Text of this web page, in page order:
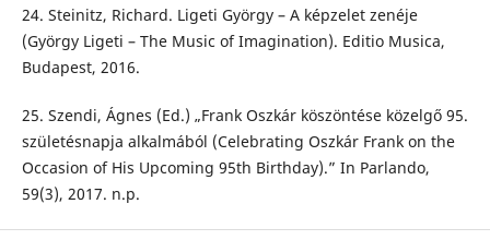
24. Steinitz, Richard. Ligeti György – A képzelet zenéje
(György Ligeti – The Music of Imagination). Editio Musica,
Budapest, 2016.
25. Szendi, Ágnes (Ed.) „Frank Oszkár köszöntése közelgő 95.
születésnapja alkalmából (Celebrating Oszkár Frank on the
Occasion of His Upcoming 95th Birthday).” In Parlando,
59(3), 2017. n.p.